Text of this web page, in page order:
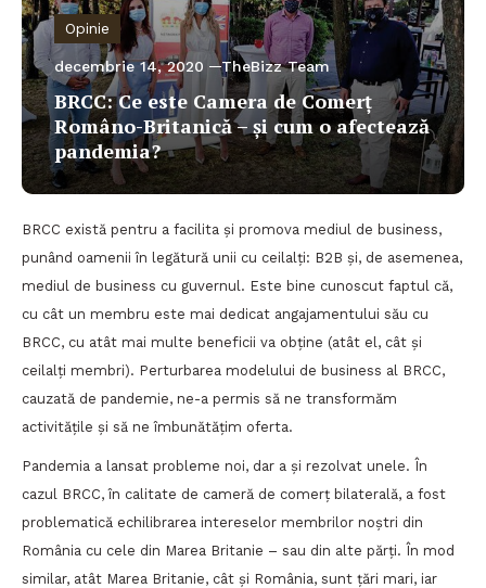
Opinie
decembrie 14, 2020 TheBizz Team
BRCC: Ce este Camera de Comerț
Româno-Britanică – și cum o afectează
pandemia?
BRCC există pentru a facilita și promova mediul de business,
punând oamenii în legătură unii cu ceilalți: B2B și, de asemenea,
mediul de business cu guvernul. Este bine cunoscut faptul că,
cu cât un membru este mai dedicat angajamentului său cu
BRCC, cu atât mai multe beneficii va obține (atât el, cât și
ceilalți membri). Perturbarea modelului de business al BRCC,
cauzată de pandemie, ne-a permis să ne transformăm
activitățile și să ne îmbunătățim oferta.
Pandemia a lansat probleme noi, dar a și rezolvat unele. În
cazul BRCC, în calitate de cameră de comerț bilaterală, a fost
problematică echilibrarea intereselor membrilor noștri din
România cu cele din Marea Britanie – sau din alte părți. În mod
similar, atât Marea Britanie, cât și România, sunt țări mari, iar